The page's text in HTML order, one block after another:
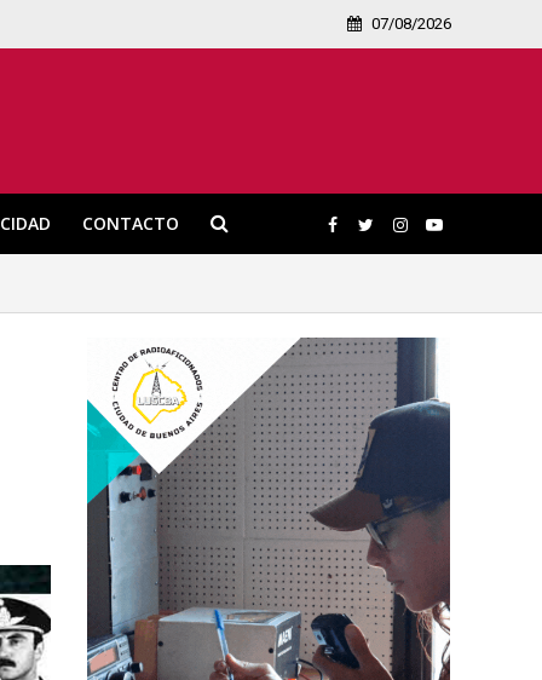
07/08/2026
CONTACTO